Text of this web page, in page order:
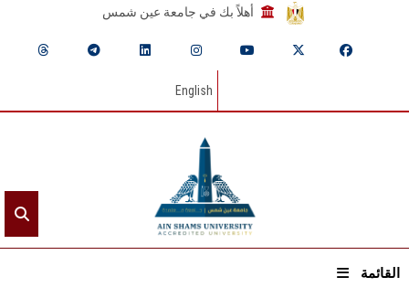
أهلاً بك في جامعة عين شمس
English
القائمة